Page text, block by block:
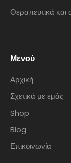
Θεραπευτικά και
Μενού
Αρχική
Σχετικά με εμάς
Shop
Blog
Επικοινωνία